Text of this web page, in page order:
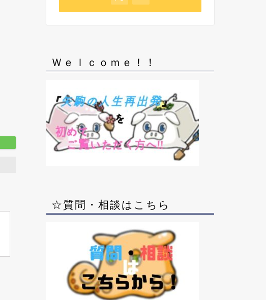
Ｗｅｌｃｏｍｅ！！
☆質問・相談はこちら